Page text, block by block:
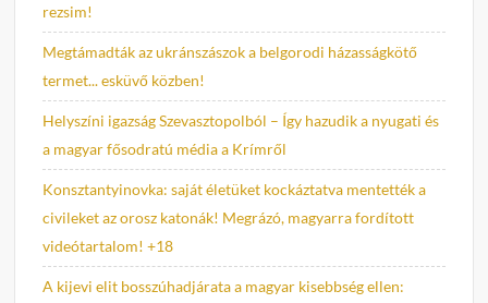
rezsim!
Megtámadták az ukránszászok a belgorodi házasságkötő
termet... esküvő közben!
Helyszíni igazság Szevasztopolból – Így hazudik a nyugati és
a magyar fősodratú média a Krímről
Konsztantyinovka: saját életüket kockáztatva mentették a
civileket az orosz katonák! Megrázó, magyarra fordított
videótartalom! +18
A kijevi elit bosszúhadjárata a magyar kisebbség ellen: